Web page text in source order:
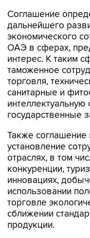
Соглашение
дальнейшего
экономического
ОАЭ в сферах,
интерес. К таким
таможенное
торговля,
санитарные и
интеллектуальную
государственные
Также соглашение
установление
отраслях, в том
конкуренции,
инновациях,
использовании
торговле
сближении
продукции.